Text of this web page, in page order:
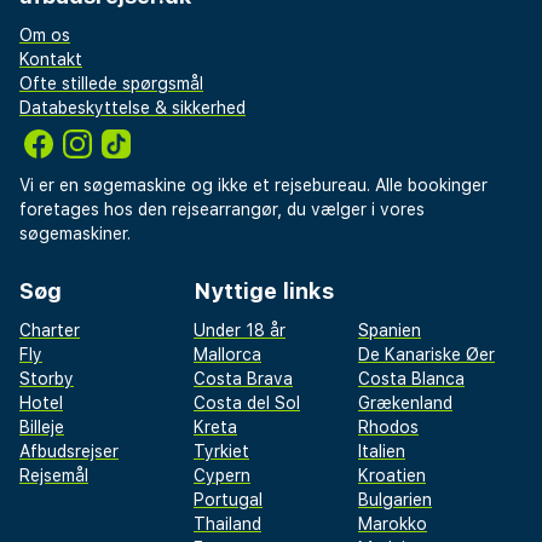
Om os
Kontakt
Ofte stillede spørgsmål
Databeskyttelse & sikkerhed
Vi er en søgemaskine og ikke et rejsebureau. Alle bookinger
foretages hos den rejsearrangør, du vælger i vores
søgemaskiner.
Søg
Charter
Fly
Storby
Hotel
Billeje
Afbudsrejser
Rejsemål
Nyttige links
Under 18 år
Spanien
Mallorca
De Kanariske Øer
Costa Brava
Costa Blanca
Costa del Sol
Grækenland
Kreta
Rhodos
Tyrkiet
Italien
Cypern
Kroatien
Portugal
Bulgarien
Thailand
Marokko